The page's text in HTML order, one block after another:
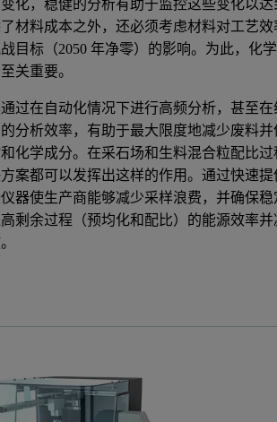
变化，稳健的分析有助于监控这些变化以达
材料成本之外，还必须考虑材料对工艺效
目标（2050 年净零）的影响。为此，化学
关重要。
过在自动化情况下进行高频分析，甚至在
分析效率，有助于最大限度地减少废料并
化学成分。在采石场和生料混合粒配比过
案都可以发挥出这样的作用。通过快速提
器使生产商能够减少采样浪费，并确保稳
剩余过程（预均化和配比）的能源效率并